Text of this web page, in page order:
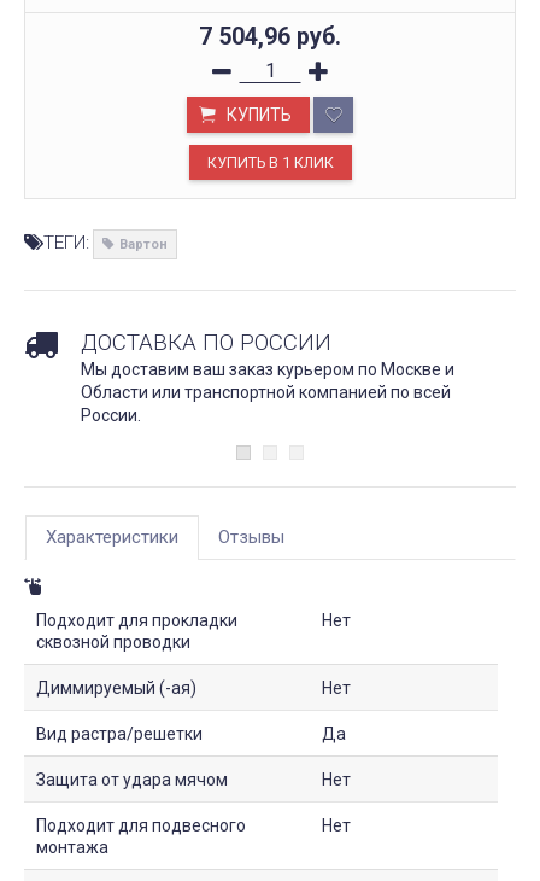
7 504,96 руб.
КУПИТЬ
ТЕГИ: Вартон
ДОСТАВКА ПО РОССИИ
Мы доставим ваш заказ курьером по Москве и
Области или транспортной компанией по всей
России.
Характеристики Отзывы
Подходит для прокладки
сквозной проводки
Нет
Диммируемый (-ая) Нет
Вид растра/решетки Да
Защита от удара мячом Нет
Подходит для подвесного
монтажа
Нет